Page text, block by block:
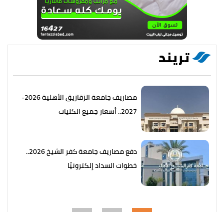
تريند
مصاريف جامعة الزقازيق الأهلية 2026-
2027.. أسعار جميع الكليات
دفع مصاريف جامعة كفر الشيخ 2026..
خطوات السداد إلكترونيًا